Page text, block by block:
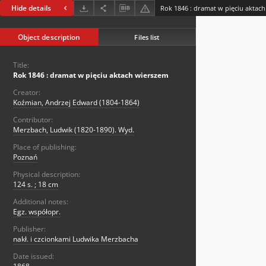
Hide details Rok 1846 : dramat w pięciu
Object description Files list
Title:
Rok 1846 : dramat w pięciu aktach wierszem
Creator:
Koźmian, Andrzej Edward (1804-1864)
Contributor:
Merzbach, Ludwik (1820-1890). Wyd.
Place of publishing:
Poznań
Physical description:
124 s. ; 18 cm
Additional notes:
Egz. współopr.
Publisher:
nakł. i czcionkami Ludwika Merzbacha
Date issued: